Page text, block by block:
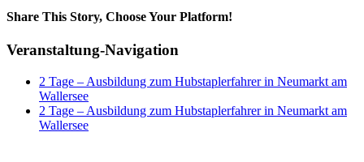
Share This Story, Choose Your Platform!
Facebook
X
Reddit
LinkedIn
Tumblr
Pinterest
Vk
E-
Veranstaltung-Navigation
2 Tage – Ausbildung zum Hubstaplerfahrer in Neumarkt am
Wallersee
2 Tage – Ausbildung zum Hubstaplerfahrer in Neumarkt am
Wallersee